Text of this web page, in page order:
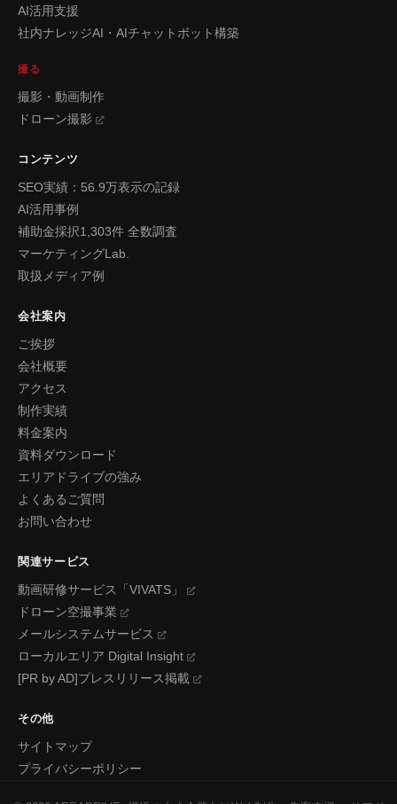
AI活用支援
社内ナレッジAI・AIチャットボット構築
撮る
撮影・動画制作
ドローン撮影
コンテンツ
SEO実績：56.9万表示の記録
AI活用事例
補助金採択1,303件 全数調査
マーケティングLab.
取扱メディア例
会社案内
ご挨拶
会社概要
アクセス
制作実績
料金案内
資料ダウンロード
エリアドライブの強み
よくあるご質問
お問い合わせ
関連サービス
動画研修サービス「VIVATS」
ドローン空撮事業
メールシステムサービス
ローカルエリア Digital Insight
[PR by AD]プレスリリース掲載
その他
サイトマップ
プライバシーポリシー